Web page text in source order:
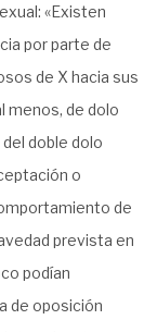
«Existen
por parte de
de X hacia sus
menos, de dolo
doble dolo
o
de
prevista en
podían
de oposición